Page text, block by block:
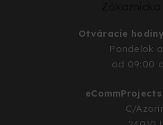
Otváracie
Pondelok
od 09:00
C/